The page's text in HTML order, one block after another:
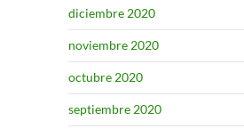
diciembre 2020
noviembre 2020
octubre 2020
septiembre 2020